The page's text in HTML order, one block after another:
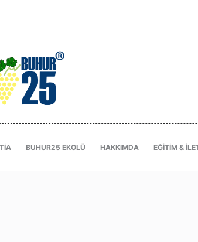
BUHUR25 EKOLÜ HAKKIMDA EĞITIM &